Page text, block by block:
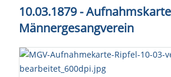
10.03.1879 -
Männergesangverein